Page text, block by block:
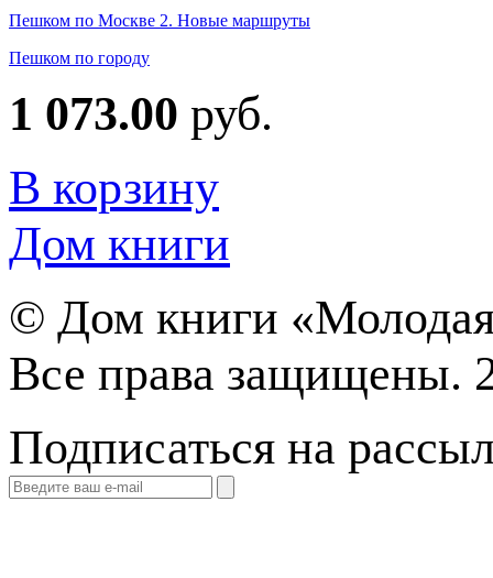
Пешком по Москве 2. Новые маршруты
Пешком по городу
1 073.00 руб.
В корзину
Дом книги
© Дом книги
Все права защищены.
Подписаться на